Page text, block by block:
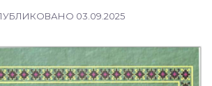
03.09.2025